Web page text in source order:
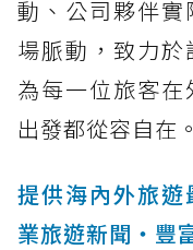
動、公司夥伴
場脈動，致力
為每一位旅客
出發都從容自在。
提供海內外旅
業旅遊新聞‧豐